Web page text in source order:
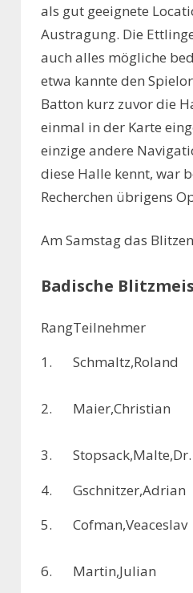
als gut geeignete
Austragung. Die
auch alles mögliche
etwa kannte den
Batton kurz zuvor die
einmal in der Karte
einzige andere
diese Halle kennt, war
Recherchen übrigens
Am Samstag das
Badische
RangTeilnehmer
1.
Schmaltz,Roland
2.
Maier,Christian
3.
Stopsack,Malte,Dr.
4.
Gschnitzer,Adrian
5.
Cofman,Veaceslav
6.
Martin,Julian